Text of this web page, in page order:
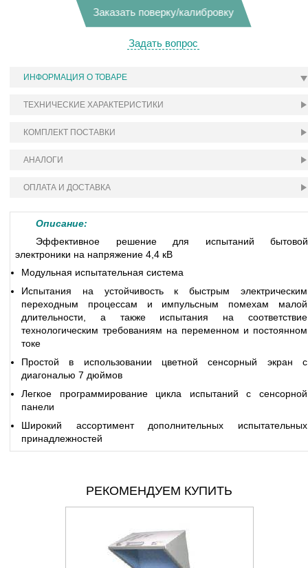
Заказать поверку/калибровку
Задать вопрос
ИНФОРМАЦИЯ О ТОВАРЕ
ТЕХНИЧЕСКИЕ ХАРАКТЕРИСТИКИ
КОМПЛЕКТ ПОСТАВКИ
АНАЛОГИ
ОПЛАТА И ДОСТАВКА
Описание:
Эффективное решение для испытаний бытовой
электроники на напряжение 4,4 кВ
Модульная испытательная система
Испытания на устойчивость к быстрым электрическим
переходным процессам и импульсным помехам малой
длительности, а также испытания на соответствие
технологическим требованиям на переменном и постоянном
токе
Простой в использовании цветной сенсорный экран с
диагональю 7 дюймов
Легкое программирование цикла испытаний с сенсорной
панели
Широкий ассортимент дополнительных испытательных
принадлежностей
РЕКОМЕНДУЕМ КУПИТЬ